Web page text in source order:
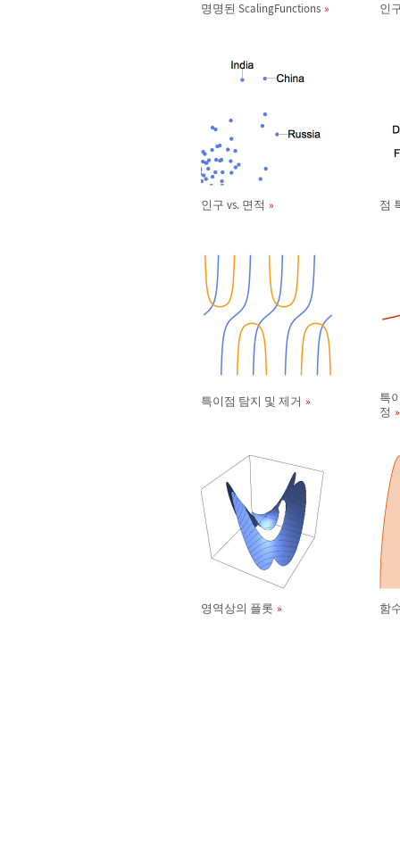
명명된 ScalingFunctions 인
인구 vs. 면적 점
특이점 탐지 및 제거
특
정
영역상의 플롯 함